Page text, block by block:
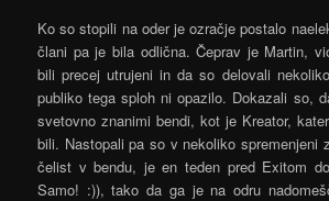
Ko so stopili na oder je ozračje postalo
člani pa je bila odlična. Čeprav je Martin,
bili precej utrujeni in da so delovali
publiko tega sploh ni opazilo. Dokazali so,
svetovno znanimi bendi, kot je Kreator,
bili. Nastopali pa so v nekoliko spremenjeni
čelist v bendu, je en teden pred Exitom
Samo! :)), tako da ga je na odru